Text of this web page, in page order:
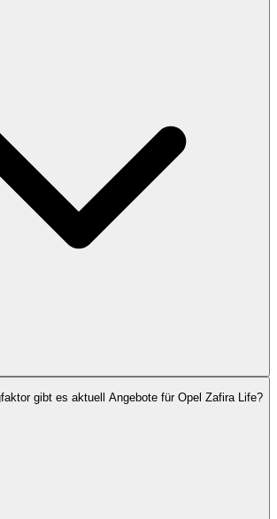
gibt es aktuell Angebote für Opel Zafira Life?